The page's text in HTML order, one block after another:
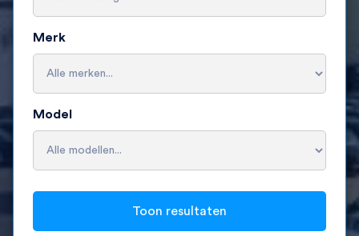
Merk
Model